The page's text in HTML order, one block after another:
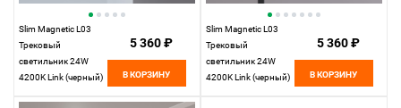
Slim Magnetic L03
Трековый
светильник 24W
4200K Link (черный)
5 360 ₽
В КОРЗИНУ
Slim Magnetic L03
Трековый
светильник 24W
4200K Link (черный)
5 360 ₽
В КОРЗИНУ